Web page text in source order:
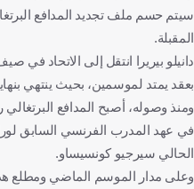
سيتم حسم ملف تجديد المدافع
المقبلة.
بعقد يمتد لموسمين، بحيث ينتهي بنهاية
ومنذ وصوله، أصبح المدافع
في عهد المدرب الفرنسي السابق
الحالي سيرجيو كونسيساو.
وعلى مدار الموسم الماضي ومطلع